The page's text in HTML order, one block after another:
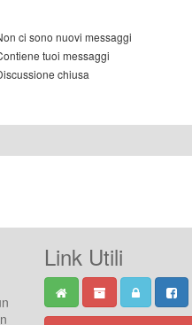
ci sono nuovi messaggi
tuoi messaggi
chiusa
Link Utili